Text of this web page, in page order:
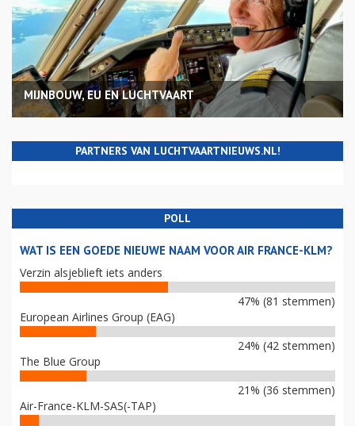
MIJNBOUW, EU EN LUCHTVAART
PARTNERS VAN LUCHTVAARTNIEUWS.NL!
POLL
WAT IS EEN GOEDE NIEUWE NAAM VOOR AIR FRANCE-KLM?
Verzin alsjeblieft iets anders
47% (81 stemmen)
European Airlines Group (EAG)
24% (42 stemmen)
The Blue Group
21% (36 stemmen)
Air-France-KLM-SAS(-TAP)